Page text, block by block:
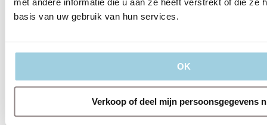
met andere informatie die u aan ze heeft verstrekt of die ze
basis van uw gebruik van hun services.
OK
Verkoop of deel mijn persoonsgegevens
OVER ONS
DIENSTEN